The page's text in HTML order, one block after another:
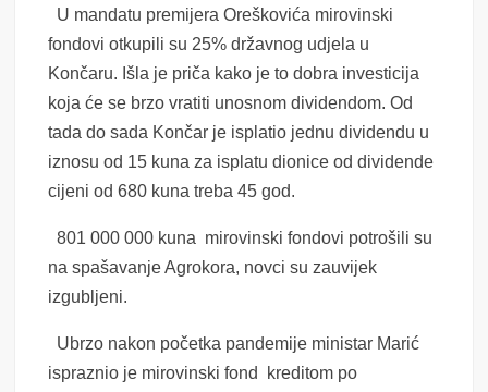
U mandatu premijera Oreškovića mirovinski
fondovi otkupili su 25% državnog udjela u
Končaru. Išla je priča kako je to dobra investicija
koja će se brzo vratiti unosnom dividendom. Od
tada do sada Končar je isplatio jednu dividendu u
iznosu od 15 kuna za isplatu dionice od dividende
cijeni od 680 kuna treba 45 god.
801 000 000 kuna mirovinski fondovi potrošili su
na spašavanje Agrokora, novci su zauvijek
izgubljeni.
Ubrzo nakon početka pandemije ministar Marić
ispraznio je mirovinski fond kreditom po